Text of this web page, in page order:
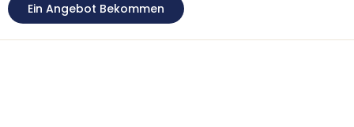
Ein Angebot Bekommen